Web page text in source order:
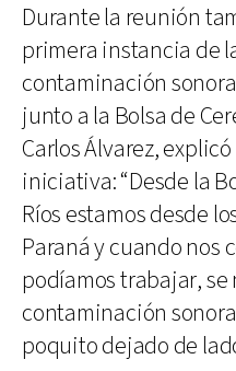
Durante la reunión
primera instancia de
contaminación
junto a la Bolsa de
Carlos Álvarez,
iniciativa: “Desde la
Ríos estamos desde
Paraná y cuando nos
podíamos trabajar, se
contaminación
poquito dejado de